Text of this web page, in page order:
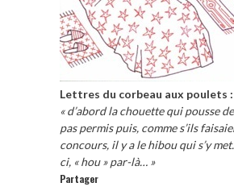
Lettres du corbeau aux poulets :
« d’abord la chouette qui pousse
pas permis puis, comme s’ils
concours, il y a le hibou qui s’y
ci, « hou » par-là… »
Partager